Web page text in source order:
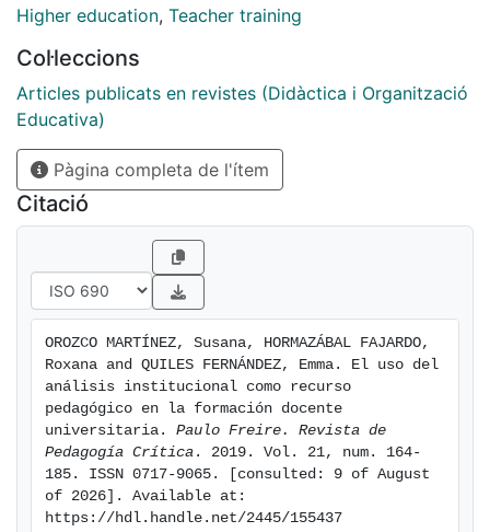
perspectiva teórica-metodológica del análisis
que encierra toda institución, el proceso fue
interactivo, adaptable y creciente con las
aportaciones de distintos autores que permitieron
entrelazar una red de significados que contribuyeron a
la comprensión de lo que el proceso investigativo iba
originando, moviendo y desencadenando tanto en
quienes investigaban como con los participantes de la
investigación. El proyecto de investigación se
desarrolló durante seis meses por un equipo de
investigadoras, y su desarrollo y resultados
contribuyeron positivamente en los saberes de los
estudiantes quienes se aproximaron al ámbito
educativo con el desarrollo del pensamiento crítico,
reconociendo la alteridad que los rodea e intervenir en
consecuencia. Aquí presentamos, principalmente, la
perspectiva y metodología del análisis institucional en
investigación y cómo ha sido llevada a la formación
como recurso pedagógico.
Higher education, Teacher training
Col·leccions
Articles publicats en revistes (Didàctica i Organització
Educativa)
Pàgina completa de l'ítem
Citació
OROZCO MARTÍNEZ, Susana, HORMAZÁBAL FAJARDO,
Roxana and QUILES FERNÁNDEZ, Emma. El uso del
análisis institucional como recurso
pedagógico en la formación docente
universitaria. Paulo Freire. Revista de
Pedagogía Crítica . 2019. Vol. 21, num. 164-
185. ISSN 0717-9065. [consulted: 9 of August
of 2026]. Available at:
https://hdl.handle.net/2445/155437